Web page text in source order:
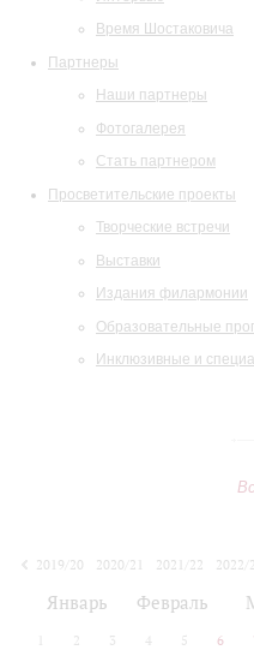
Время Шостаковича
Партнеры
Наши партнеры
Фотогалерея
Стать партнером
Просветительские проекты
Творческие встречи
Выставки
Издания филармонии
Образовательные
Инклюзивные и
2019/20
2020/21 2021/22 2022/
Январь Февраль
2 3 4 5 6